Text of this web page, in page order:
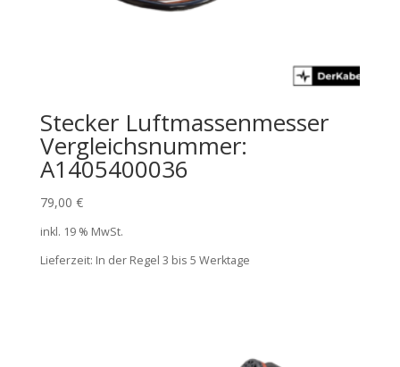
Stecker Luftmassenmesser
Vergleichsnummer:
A1405400036
79,00 €
inkl. 19 % MwSt.
Lieferzeit: In der Regel 3 bis 5 Werktage